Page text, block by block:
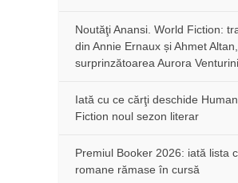
Noutăţi Anansi. World Fiction:
din Annie Ernaux și Ahmet
surprinzătoarea Aurora Venturini
Iată cu ce cărţi deschide
Fiction noul sezon literar
Premiul Booker 2026: iată lista
romane rămase în cursă